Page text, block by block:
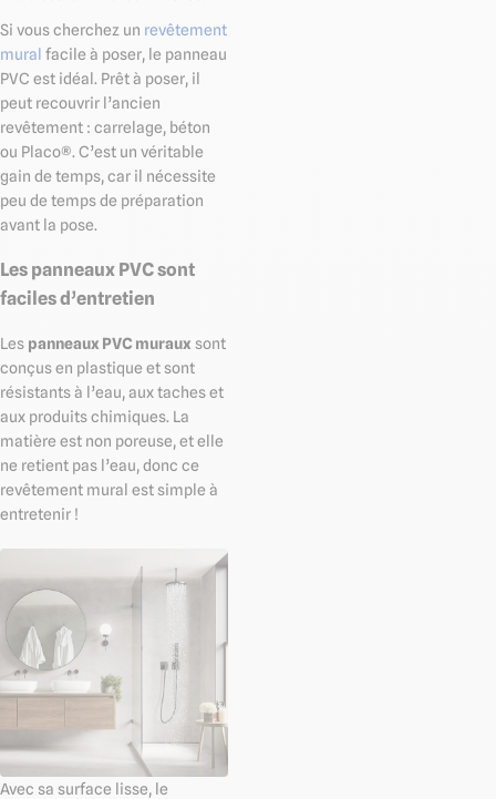
Si vous cherchez un revêtement
mural facile à poser, le panneau
PVC est idéal. Prêt à poser, il
peut recouvrir l’ancien
revêtement : carrelage, béton
ou Placo®. C’est un véritable
gain de temps, car il nécessite
peu de temps de préparation
avant la pose.
Les panneaux PVC sont
faciles d’entretien
Les panneaux PVC muraux sont
conçus en plastique et sont
résistants à l’eau, aux taches et
aux produits chimiques. La
matière est non poreuse, et elle
ne retient pas l’eau, donc ce
revêtement mural est simple à
entretenir !
Avec sa surface lisse, le